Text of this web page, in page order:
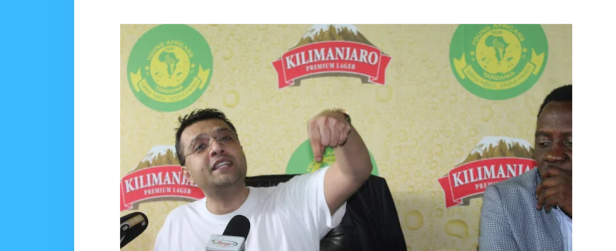
Alex Sonna-Aug 05 2026
BARRICK NORTH MARA YAZIDI KUBORESHA MAISHA YA WANANCHI TARIME
MSUMBA Aug 05 2026
WAKULIMA, WAFUGAJI, WAVUVI WAPONGEZWA KWA KUCHANGIA UTOSHELEVU
MSUMBA Aug 05 2026
Shamba Langu La Hekari Kumi Lilikuwa Halitoi Mavuno Hata Kidogo Wakati La Jirani
Zawadi-Aug 05 2026
Mume Wangu Alipoteza Hamu Na Mimi Na Kuanza Kutumia Pesa Zote Nje, Mpaka Dawa
Zawadi-Aug 05 2026
WMA YAENDELEA KUTOA ELIMU YA VIPIMO SAHIHI NANENANE DODOMA
MSUMBA -Aug 05 2026